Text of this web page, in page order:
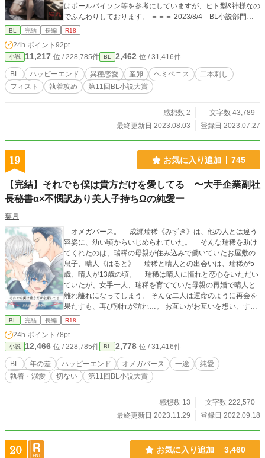
はボールパイソン等を参考にしていますが、ヒト型&神様なの
でふんわりしております。 ＝＝＝ 2023/8/4 BL小説部門 2
4.ポイントランキングで最高順位【2位】になりました。読ん
ざいます!! ＝＝＝ Tectorumさん（@T_Tectorum）主催のTwitt
er企画『#夏だ獣と産卵BL』参加作品です。
BL 完結 長編 R18
24h.ポイント 92pt
小説 11,217 位 / 228,785件 BL 2,462 位 / 31,416件
BL ハッピーエンド 異種恋愛 産卵 ヘミペニス
二本刺し
フィスト
執着攻め 第11回BL小説大賞
感想数 2
文字数 43,789
最終更新日 2023.08.03
登録日 2023.07.27
19 お気に入り追加 745
【完結】それでも僕は貴方だけを愛してる 〜大手企業副社
長秘書α×不憫訳あり美人子持ちΩの純愛ー
葉月
オメガバース。 成瀬瑞稀《みずき》は、他の人とは違う
容姿に、幼い頃からいじめられていた。 そんな瑞稀を助け
てくれたのは、瑞稀の母親が住み込みで働いていたお屋敷の
息子、晴人《はると》 瑞稀と晴人との出会いは、瑞稀が5
歳、晴人が13歳の頃。 瑞稀は晴人に憧れと恋心をいただい
ていたが、女手一人、瑞稀を育てていた母親の再婚で晴人と
離れ離れになってしまう。 そんな二人は運命のように再会を
果たすも、再び別れが訪れ…。 お互いがお互いを想い、すれ
違う二人。 二人の気持ちは一つになるのか…。一緒にいられ
運命の出会いと別れ、愛する人の幸せを願うがあまりにすれ
違いを繰り返し、お互いを愛する気持ちが大きくなってい
く。 瑞稀と晴人の出会いから、二人が愛を育み、すれ違
いながらもお互いを想い合い…。 イケメン副社長秘書α×健気
美人訳あり子連れ清掃派遣社員Ω 20年越しの愛を貫く、一
た😊 よければあの人の幸せも見守ってやってくだい🥹❤️ ま
いです。 よろしくお願いいたします。
BL 完結 長編 R18
24h.ポイント 78pt
小説 12,466 位 / 228,785件 BL 2,778 位 / 31,416件
BL 年の差 ハッピーエンド オメガバース 一途
純愛
執着・溺愛
切ない 第11回BL小説大賞
感想数 13
文字数 222,570
最終更新日 2023.11.29
登録日 2022.09.18
20 お気に入り追加 3,460